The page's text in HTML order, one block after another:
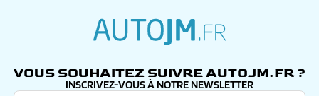
VOUS SOUHAITEZ SUIVRE AUTOJM.FR ?
INSCRIVEZ-VOUS À NOTRE NEWSLETTER